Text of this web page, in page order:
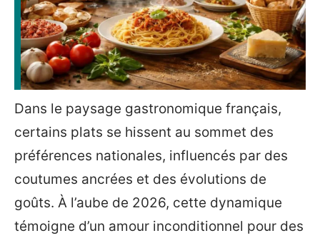
Dans le paysage gastronomique français,
certains plats se hissent au sommet des
préférences nationales, influencés par des
coutumes ancrées et des évolutions de
goûts. À l’aube de 2026, cette dynamique
témoigne d’un amour inconditionnel pour des